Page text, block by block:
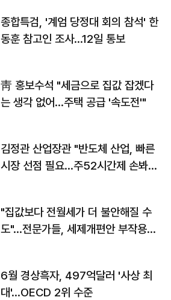
종합특검, '계엄 당정대 회의 참석' 한
동훈 참고인 조사...12일 통보
靑 홍보수석 "세금으로 집값 잡겠다
는 생각 없어…주택 공급 '속도전'"
김정관 산업장관 "반도체 산업, 빠른
시장 선점 필요…주52시간제 손봐
"집값보다 전월세가 더 불안해질 수
도"…전문가들, 세제개편안 부작용
6월 경상흑자, 497억달러 '사상 최
대'…OECD 2위 수준